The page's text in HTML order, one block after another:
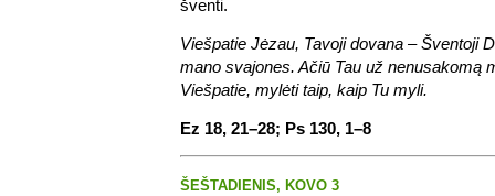
šventi.
Viešpatie Jėzau, Tavoji dovana – Šventoji
mano svajones. Ačiū Tau už nenusakomą
Viešpatie, mylėti taip, kaip Tu myli.
Ez 18, 21–28; Ps 130, 1–8
ŠEŠTADIENIS, KOVO 3